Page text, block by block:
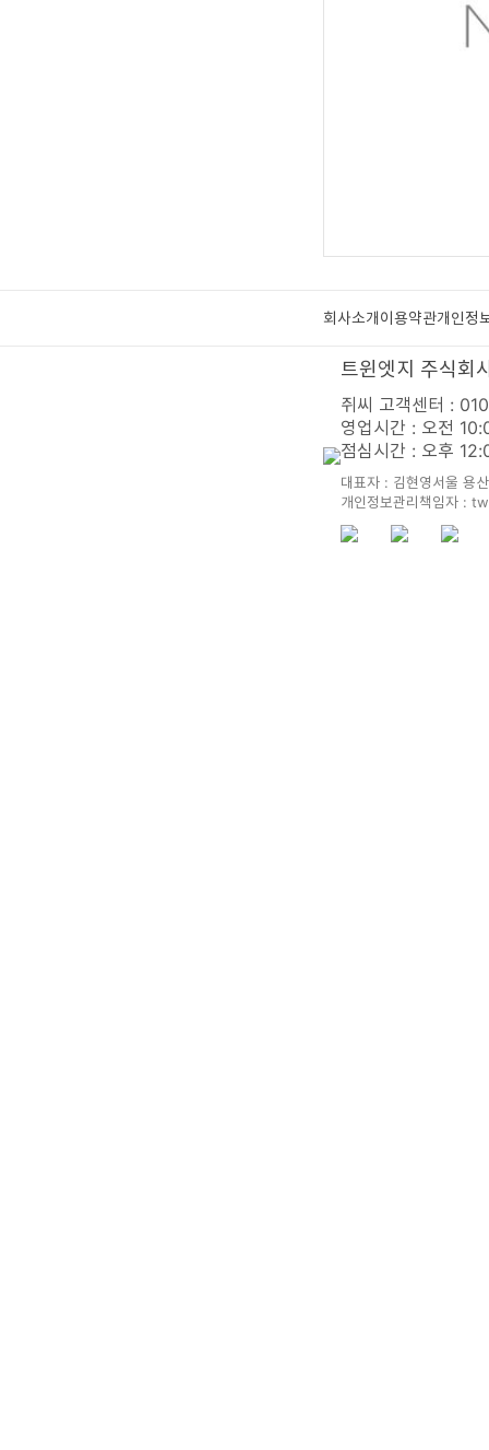
회사소개이용약관개인정
트윈엣지 주식회
쥐씨 고객센터 :
영업시간 : 오전
점심시간 : 오후
대표자 : 김현영서울 용
개인정보관리책임자 :